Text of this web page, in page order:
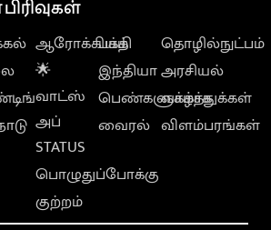
ஆரோக்கியம்
🌟
வாட்ஸ்
அப்
STATUS
பொழுதுப்போக்கு
குற்றம்
பக்தி
இந்தியா
பெண்களுக்காக
வைரல்
தொழில்நுட்பம்
அரசியல்
வாழ்த்துக்கள்
விளம்பரங்கள்